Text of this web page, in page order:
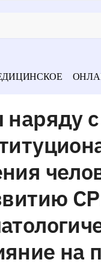
наряду
на